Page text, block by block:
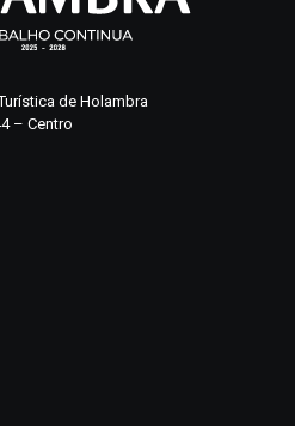
de Holambra
– Centro